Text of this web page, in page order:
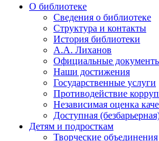
О библиотеке
Сведения о библиотеке
Структура и контакты
История библиотеки
А.А. Лиханов
Официальные
Наши достижения
Государственные услуги
Противодействие
Независимая оценка
Доступная
Детям и подросткам
Творческие объединения